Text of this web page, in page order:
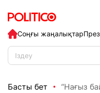
Соңғы жаңалықтар
Басты бет “Нағыз